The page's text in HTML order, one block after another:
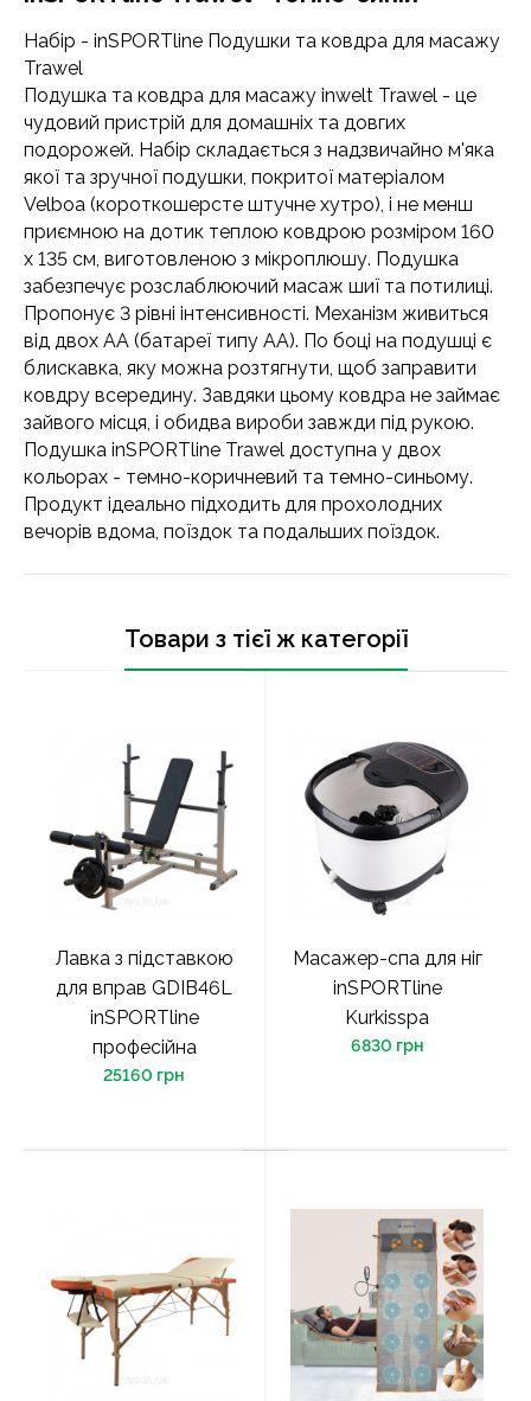
Набір - inSPORTline Подушки та ковдра для масажу
Trawel
Подушка та ковдра для масажу inwelt Trawel - це
чудовий пристрій для домашніх та довгих
подорожей. Набір складається з надзвичайно м'яка
якої та зручної подушки, покритої матеріалом
Velboa (короткошерсте штучне хутро), і не менш
приємною на дотик теплою ковдрою розміром 160
х 135 см, виготовленою з мікроплюшу. Подушка
забезпечує розслаблюючий масаж шиї та потилиці.
Пропонує 3 рівні інтенсивності. Механізм живиться
від двох АА (батареї типу АА). По боці на подушці є
блискавка, яку можна розтягнути, щоб заправити
ковдру всередину. Завдяки цьому ковдра не займає
зайвого місця, і обидва вироби завжди під рукою.
Подушка inSPORTline Trawel доступна у двох
кольорах - темно-коричневий та темно-синьому.
Продукт ідеально підходить для прохолодних
вечорів вдома, поїздок та подальших поїздок.
Товари з тієї ж категорії
Лавка з підставкою
для вправ GDIB46L
inSPORTline
професійна
25160 грн
Масажер-спа для ніг
inSPORTline
Kurkisspa
6830 грн